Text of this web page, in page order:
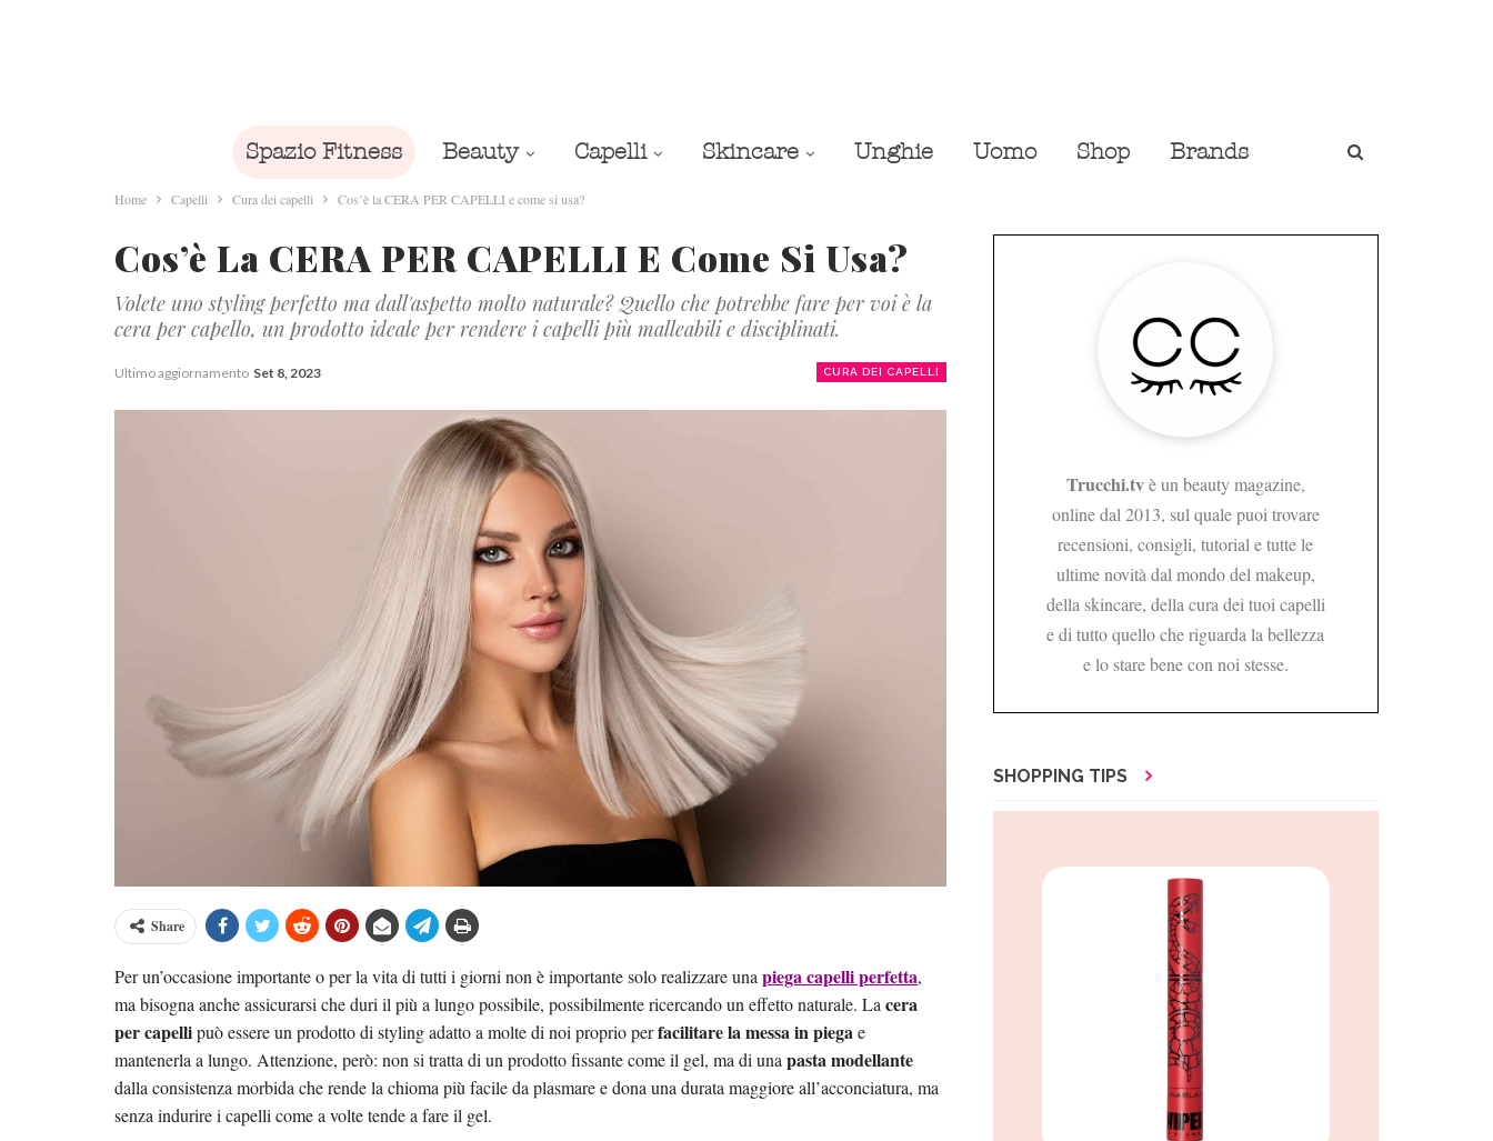
Spazio Fitness Beauty Capelli Skincare Unghie Uomo Shop Brands
Home Capelli Cura dei capelli Cos’è la CERA PER CAPELLI e come si usa?
Cos’è La CERA PER CAPELLI E Come Si Usa?
Volete uno styling perfetto ma dall'aspetto molto naturale? Quello che potrebbe fare per voi è la
cera per capello, un prodotto ideale per rendere i capelli più malleabili e disciplinati.
CURA DEI CAPELLI
Ultimo aggiornamento Set 8, 2023
Share
Per un’occasione importante o per la vita di tutti i giorni non è importante solo realizzare una piega capelli perfetta,
ma bisogna anche assicurarsi che duri il più a lungo possibile, possibilmente ricercando un effetto naturale. La cera
per capellipuò essere un prodotto di styling adatto a molte di noi proprio perfacilitare la messa in piegae
mantenerla a lungo. Attenzione, però: non si tratta di un prodotto fissante come il gel, ma di una pasta modellante
dalla consistenza morbida che rende la chioma più facile da plasmare e dona una durata maggiore all’acconciatura, ma
senza indurire i capelli come a volte tende a fare il gel.
Trucchi.tvè un beauty magazine,
online dal 2013, sul quale puoi trovare
recensioni, consigli, tutorial e tutte le
ultime novità dal mondo del makeup,
della skincare, della cura dei tuoi capelli
e di tutto quello che riguarda la bellezza
e lo stare bene con noi stesse.
SHOPPING TIPS